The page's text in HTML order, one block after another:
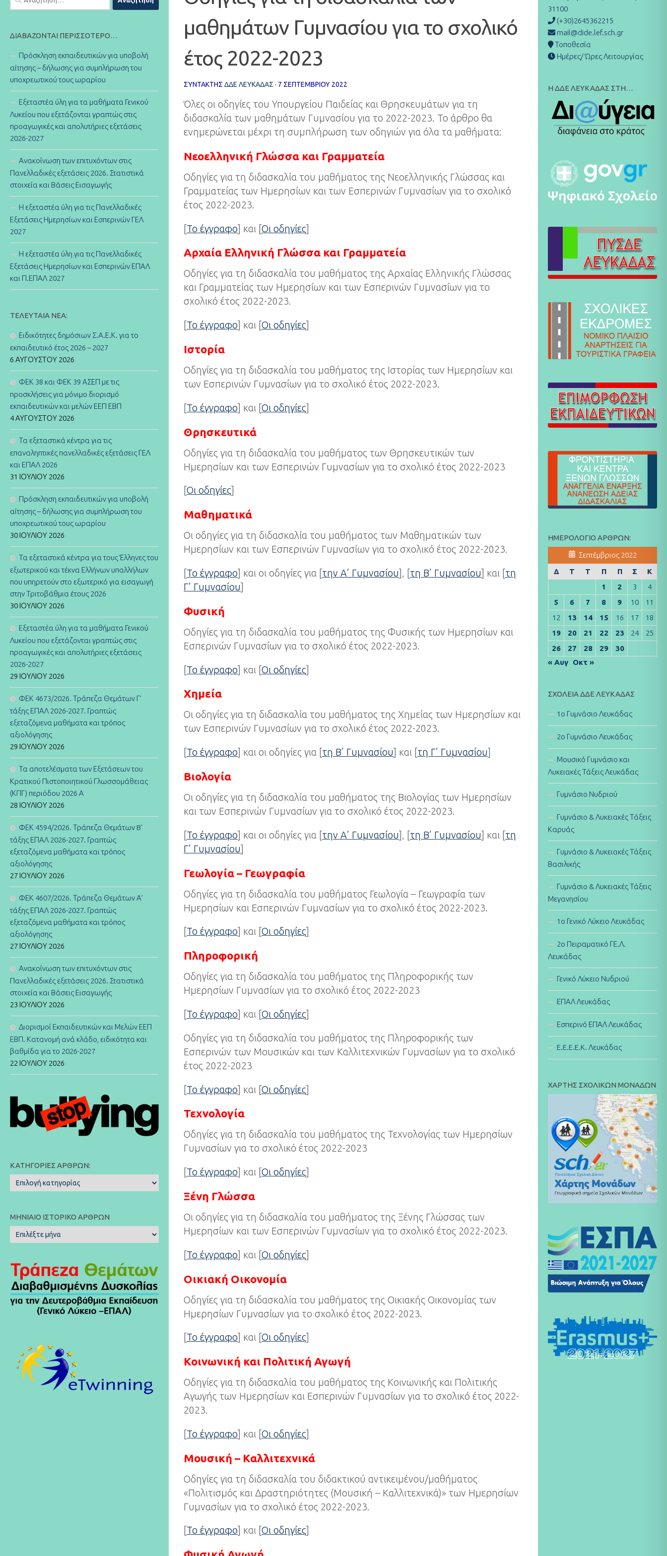
μαθημάτων Γυμνασίου για το σχολικό
έτος 2022-2023
ΣΥΝΤΆΚΤΗΣ ΔΔΕ ΛΕΥΚΑΔΑΣ · 7 ΣΕΠΤΕΜΒΡΊΟΥ 2022
Όλες οι οδηγίες του Υπουργείου Παιδείας και Θρησκευμάτων για τη
διδασκαλία των μαθημάτων Γυμνασίου για το 2022-2023. Το άρθρο θα
ενημερώνεται μέχρι τη συμπλήρωση των οδηγιών για όλα τα μαθήματα:
Νεοελληνική Γλώσσα και Γραμματεία
Οδηγίες για τη διδασκαλία του μαθήματος της Νεοελληνικής Γλώσσας και
Γραμματείας των Ημερησίων και των Εσπερινών Γυμνασίων για το σχολικό
έτος 2022-2023.
[Το έγγραφο] και [Οι οδηγίες]
Αρχαία Ελληνική Γλώσσα και Γραμματεία
Οδηγίες για τη διδασκαλία του μαθήματος της Αρχαίας Ελληνικής Γλώσσας
και Γραμματείας των Ημερησίων και των Εσπερινών Γυμνασίων για το
σχολικό έτος 2022-2023.
[Το έγγραφο] και [Οι οδηγίες]
Ιστορία
Οδηγίες για τη διδασκαλία του μαθήματος της Ιστορίας των Ημερησίων και
των Εσπερινών Γυμνασίων για το σχολικό έτος 2022-2023.
[Το έγγραφο] και [Οι οδηγίες]
Θρησκευτικά
Οδηγίες για τη διδασκαλία του μαθήματος των Θρησκευτικών των
Ημερησίων και των Εσπερινών Γυμνασίων για το σχολικό έτος 2022-2023
[Οι οδηγίες]
Μαθηματικά
Οι οδηγίες για τη διδασκαλία του μαθήματος των Μαθηματικών των
Ημερησίων και των Εσπερινών Γυμνασίων για το σχολικό έτος 2022-2023.
[Το έγγραφο] και οι οδηγίες για [την Α’ Γυμνασίου], [τη Β’ Γυμνασίου] και [τη
Γ’ Γυμνασίου]
Φυσική
Οδηγίες για τη διδασκαλία του μαθήματος της Φυσικής των Ημερησίων και
Εσπερινών Γυμνασίων για το σχολικό έτος 2022-2023.
[Το έγγραφο] και [Οι οδηγίες]
Χημεία
Οι οδηγίες για τη διδασκαλία του μαθήματος της Χημείας των Ημερησίων και
των Εσπερινών Γυμνασίων για το σχολικό έτος 2022-2023.
[Το έγγραφο] και οι οδηγίες για [τη Β’ Γυμνασίου] και [τη Γ’ Γυμνασίου]
Βιολογία
Οι οδηγίες για τη διδασκαλία του μαθήματος της Βιολογίας των Ημερησίων
και των Εσπερινών Γυμνασίων για το σχολικό έτος 2022-2023.
[Το έγγραφο] και οι οδηγίες για [την Α’ Γυμνασίου], [τη Β’ Γυμνασίου] και [τη
Γ’ Γυμνασίου]
Γεωλογία – Γεωγραφία
Οδηγίες για τη διδασκαλία του μαθήματος Γεωλογία – Γεωγραφία των
Ημερησίων και Εσπερινών Γυμνασίων για το σχολικό έτος 2022-2023.
[Το έγγραφο] και [Οι οδηγίες]
Πληροφορική
Οδηγίες για τη διδασκαλία του μαθήματος της Πληροφορικής των
Ημερησίων Γυμνασίων για το σχολικό έτος 2022-2023
[Το έγγραφο] και [Οι οδηγίες]
Οδηγίες για τη διδασκαλία του μαθήματος της Πληροφορικής των
Εσπερινών των Μουσικών και των Καλλιτεχνικών Γυμνασίων για το σχολικό
έτος 2022-2023
[Το έγγραφο] και [Οι οδηγίες]
Τεχνολογία
Οδηγίες για τη διδασκαλία του μαθήματος της Τεχνολογίας των Ημερησίων
Γυμνασίων για το σχολικό έτος 2022-2023
[Το έγγραφο] και [Οι οδηγίες]
Ξένη Γλώσσα
Οι οδηγίες για τη διδασκαλία του μαθήματος της Ξένης Γλώσσας των
Ημερησίων και των Εσπερινών Γυμνασίων για το σχολικό έτος 2022-2023.
[Το έγγραφο] και [Οι οδηγίες]
Οικιακή Οικονομία
Οδηγίες για τη διδασκαλία του μαθήματος της Οικιακής Οικονομίας των
Ημερησίων Γυμνασίων για το σχολικό έτος 2022-2023.
[Το έγγραφο] και [Οι οδηγίες]
Κοινωνική και Πολιτική Αγωγή
Οδηγίες για τη διδασκαλία του μαθήματος της Κοινωνικής και Πολιτικής
Αγωγής των Ημερησίων και Εσπερινών Γυμνασίων για το σχολικό έτος 2022-
2023.
[Το έγγραφο] και [Οι οδηγίες]
Μουσική – Καλλιτεχνικά
Οδηγίες για τη διδασκαλία του διδακτικού αντικειμένου/μαθήματος
«Πολιτισμός και Δραστηριότητες (Μουσική – Καλλιτεχνικά)» των Ημερησίων
Γυμνασίων για το σχολικό έτος 2022-2023.
[Το έγγραφο] και [Οι οδηγίες]
για:
ΔΙΑΒΆΖΟΝΤΑΙ ΠΕΡΙΣΣΌΤΕΡΟ…
Πρόσκληση εκπαιδευτικών για υποβολή
αίτησης – δήλωσης για συμπλήρωση του
υποχρεωτικού τους ωραρίου
Εξεταστέα ύλη για τα μαθήματα Γενικού
Λυκείου που εξετάζονται γραπτώς στις
προαγωγικές και απολυτήριες εξετάσεις
2026-2027
Ανακοίνωση των επιτυχόντων στις
Πανελλαδικές εξετάσεις 2026. Στατιστικά
στοιχεία και Βάσεις Εισαγωγής
Η εξεταστέα ύλη για τις Πανελλαδικές
Εξετάσεις Ημερησίων και Εσπερινών ΓΕΛ
2027
Η εξεταστέα ύλη για τις Πανελλαδικές
Εξετάσεις Ημερησίων και Εσπερινών ΕΠΑΛ
και Π.ΕΠΑΛ 2027
ΤΕΛΕΥΤΑΊΑ ΝΈΑ:
Ειδικότητες δημόσιων Σ.Α.Ε.Κ. για το
εκπαιδευτικό έτος 2026 – 2027
6 ΑΥΓΟΎΣΤΟΥ 2026
ΦΕΚ 38 και ΦΕΚ 39 ΑΣΕΠ με τις
προσκλήσεις για μόνιμο διορισμό
εκπαιδευτικών και μελών ΕΕΠ ΕΒΠ
4 ΑΥΓΟΎΣΤΟΥ 2026
Τα εξεταστικά κέντρα για τις
επαναληπτικές πανελλαδικές εξετάσεις ΓΕΛ
και ΕΠΑΛ 2026
31 ΙΟΥΛΊΟΥ 2026
Πρόσκληση εκπαιδευτικών για υποβολή
αίτησης – δήλωσης για συμπλήρωση του
υποχρεωτικού τους ωραρίου
30 ΙΟΥΛΊΟΥ 2026
Τα εξεταστικά κέντρα για τους Έλληνες του
εξωτερικού και τέκνα Ελλήνων υπαλλήλων
που υπηρετούν στο εξωτερικό για εισαγωγή
στην Τριτοβάθμια έτους 2026
30 ΙΟΥΛΊΟΥ 2026
Εξεταστέα ύλη για τα μαθήματα Γενικού
Λυκείου που εξετάζονται γραπτώς στις
προαγωγικές και απολυτήριες εξετάσεις
2026-2027
29 ΙΟΥΛΊΟΥ 2026
ΦΕΚ 4673/2026. Τράπεζα Θεμάτων Γ’
τάξης ΕΠΑΛ 2026-2027. Γραπτώς
εξεταζόμενα μαθήματα και τρόπος
αξιολόγησης
29 ΙΟΥΛΊΟΥ 2026
Τα αποτελέσματα των Εξετάσεων του
Κρατικού Πιστοποιητικού Γλωσσομάθειας
(ΚΠΓ) περιόδου 2026 Α
28 ΙΟΥΛΊΟΥ 2026
ΦΕΚ 4594/2026. Τράπεζα Θεμάτων B’
τάξης ΕΠΑΛ 2026-2027. Γραπτώς
εξεταζόμενα μαθήματα και τρόπος
αξιολόγησης
27 ΙΟΥΛΊΟΥ 2026
ΦΕΚ 4607/2026. Τράπεζα Θεμάτων Α’
τάξης ΕΠΑΛ 2026-2027. Γραπτώς
εξεταζόμενα μαθήματα και τρόπος
αξιολόγησης
27 ΙΟΥΛΊΟΥ 2026
Ανακοίνωση των επιτυχόντων στις
Πανελλαδικές εξετάσεις 2026. Στατιστικά
στοιχεία και Βάσεις Εισαγωγής
23 ΙΟΥΛΊΟΥ 2026
Διορισμοί Εκπαιδευτικών και Μελών ΕΕΠ
ΕΒΠ. Κατανομή ανά κλάδο, ειδικότητα και
βαθμίδα για το 2026-2027
22 ΙΟΥΛΊΟΥ 2026
ΚΑΤΗΓΟΡΊΕΣ ΆΡΘΡΩΝ:
Κατηγορίες
Άρθρων:
ΜΗΝΙΑΊΟ ΙΣΤΟΡΙΚΌ ΆΡΘΡΩΝ
Μηνιαίο
Ιστορικό
31100
(+30)2645362215
mail@dide.lef.sch.gr
Τοποθεσία
Ημέρες/ Ώρες Λειτουργίας
Η ΔΔΕ ΛΕΥΚΑΔΑΣ ΣΤΗ…
ΗΜΕΡΟΛΌΓΙΟ ΆΡΘΡΩΝ:
Σεπτέμβριος 2022
Δ
Τ Τ Π Π Σ
Κ
1
2 3
4
5
6 7 8 9 10
11
12
13 14 15 16 17
18
19
20 21 22 23 24
25
26
27 28 29
30
« Αυγ Οκτ »
ΣΧΟΛΕΊΑ ΔΔΕ ΛΕΥΚΆΔΑΣ
1ο Γυμνάσιο Λευκάδας
2ο Γυμνάσιο Λευκάδας
Μουσικό Γυμνάσιο και
Λυκειακές Τάξεις Λευκάδας
Γυμνάσιο Νυδριού
Γυμνάσιο & Λυκειακές Τάξεις
Καρυάς
Γυμνάσιο & Λυκειακές Τάξεις
Βασιλικής
Γυμνάσιο & Λυκειακές Τάξεις
Μεγανησίου
1ο Γενικό Λύκειο Λευκάδας
2ο Πειραματικό ΓΕ.Λ.
Λευκάδας
Γενικό Λύκειο Νυδριού
ΕΠΑΛ Λευκάδας
Εσπερινό ΕΠΑΛ Λευκάδας
E.E.E.E.K. Λευκάδας
ΧΑΡΤΗΣ ΣΧΟΛΙΚΩΝ ΜΟΝΑΔΩΝ